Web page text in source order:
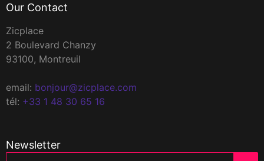
Our Contact
Zicplace
2 Boulevard Chanzy
93100, Montreuil
email: bonjour@zicplace.com
tél: +33 1 48 30 65 16
Newsletter